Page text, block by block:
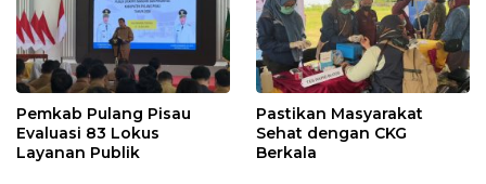
Pemkab Pulang Pisau
Evaluasi 83 Lokus
Layanan Publik
Pastikan Masyarakat
Sehat dengan CKG
Berkala